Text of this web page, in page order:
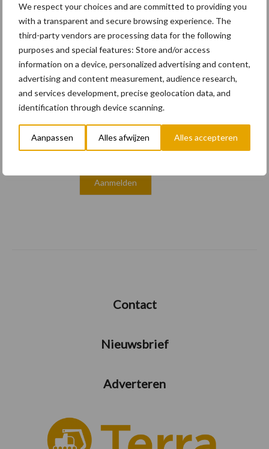
We respect your choices and are committed to providing you
with a transparent and secure browsing experience. The
third-party vendors are processing data for the following
purposes and special features: Store and/or access
information on a device, personalized advertising and content,
advertising and content measurement, audience research,
and services development, precise geolocation data, and
identification through device scanning.
Aanpassen Alles afwijzen Alles accepteren
E-mailadres*
Contact
Nieuwsbrief
Adverteren